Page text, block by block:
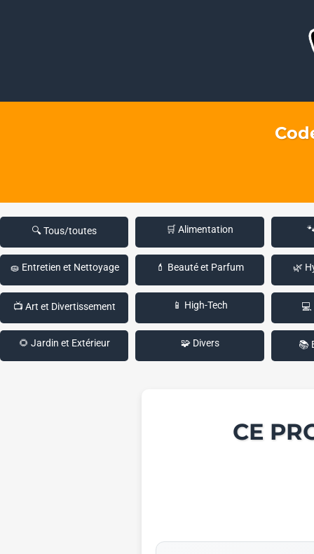
🔍 Tous/toutes 🛒 Alimentation
🧽 Entretien et Nettoyage 💄 Beauté et Parfum 🌿
📺 Art et Divertissement 📱 High-Tech 💻
🌻 Jardin et Extérieur 🧩 Divers 📚
CE